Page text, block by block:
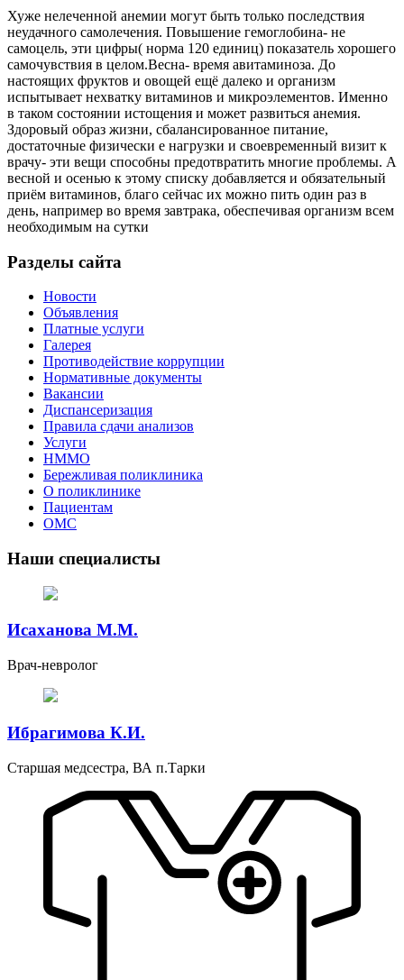
Хуже нелеченной анемии могут быть только последствия
неудачного самолечения. Повышение гемоглобина- не
самоцель, эти цифры( норма 120 единиц) показатель хорошего
самочувствия в целом.Весна- время авитаминоза. До
настоящих фруктов и овощей ещё далеко и организм
испытывает нехватку витаминов и микроэлементов. Именно
в таком состоянии истощения и может развиться анемия.
Здоровый образ жизни, сбалансированное питание,
достаточные физически е нагрузки и своевременный визит к
врачу- эти вещи способны предотвратить многие проблемы. А
весной и осенью к этому списку добавляется и обязательный
приём витаминов, благо сейчас их можно пить один раз в
день, например во время завтрака, обеспечивая организм всем
необходимым на сутки
Разделы сайта
Новости
Объявления
Платные услуги
Галерея
Противодействие коррупции
Нормативные документы
Вакансии
Диспансеризация
Правила сдачи анализов
Услуги
НММО
Бережливая поликлиника
О поликлинике
Пациентам
ОМС
Наши специалисты
Исаханова М.М.
Врач-невролог
Ибрагимова К.И.
Старшая медсестра, ВА п.Тарки